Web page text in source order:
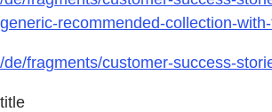
generic-recommended-collection-
/de/fragments/customer-success-
title